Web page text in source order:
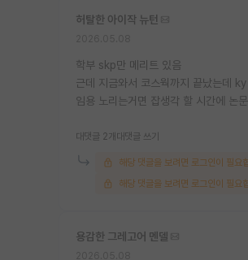
허탈한 아이작 뉴턴
학부 skp만 메리트 있음
근데 지금와서 코스웍까지 끝났는데
임용 노리는거면 잡생각 할 시간에 논
대댓글 2개 대댓글 쓰기
해당 댓글을 보려면 로그인이 필요
해당 댓글을 보려면 로그인이 필요
용감한 그레고어 멘델